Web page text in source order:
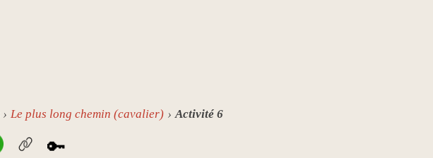
Le plus long chemin (cavalier) Activité 6
🔑